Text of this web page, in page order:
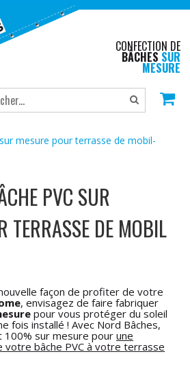
CONFECTION DE
BÂCHES SUR
MESURE
mesure pour terrasse de mobil-
PVC SUR
TERRASSE DE MOBIL
façon de profiter de votre
, envisagez de faire fabriquer
pour vous protéger du soleil
fois installé ! Avec Nord Bâches,
sur mesure pour une
bâche PVC à votre terrasse